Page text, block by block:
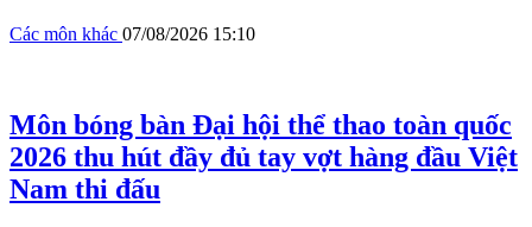
Các môn khác 07/08/2026 15:10
Môn bóng bàn Đại hội thể thao toàn quốc
2026 thu hút đầy đủ tay vợt hàng đầu Việt
Nam thi đấu